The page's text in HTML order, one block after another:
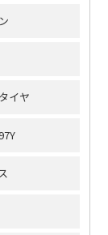
イヤ